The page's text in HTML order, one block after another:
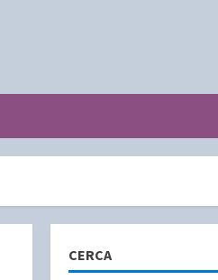
CERCA